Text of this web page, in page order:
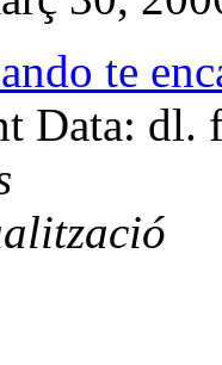
te
Data: dl.